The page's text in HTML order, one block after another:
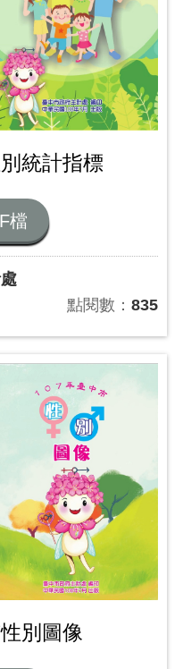
統計指標
檔
點閱數：835
別圖像